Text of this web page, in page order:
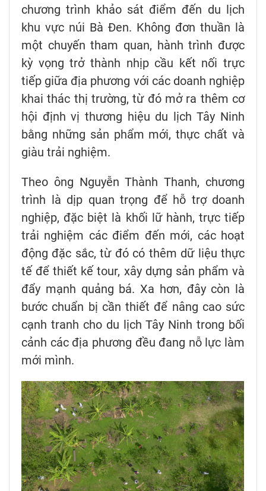
chương trình khảo sát điểm đến du lịch
khu vực núi Bà Đen. Không đơn thuần là
một chuyến tham quan, hành trình được
kỳ vọng trở thành nhịp cầu kết nối trực
tiếp giữa địa phương với các doanh nghiệp
khai thác thị trường, từ đó mở ra thêm cơ
hội định vị thương hiệu du lịch Tây Ninh
bằng những sản phẩm mới, thực chất và
giàu trải nghiệm.
Theo ông Nguyễn Thành Thanh, chương
trình là dịp quan trọng để hỗ trợ doanh
nghiệp, đặc biệt là khối lữ hành, trực tiếp
trải nghiệm các điểm đến mới, các hoạt
động đặc sắc, từ đó có thêm dữ liệu thực
tế để thiết kế tour, xây dựng sản phẩm và
đẩy mạnh quảng bá. Xa hơn, đây còn là
bước chuẩn bị cần thiết để nâng cao sức
cạnh tranh cho du lịch Tây Ninh trong bối
cảnh các địa phương đều đang nỗ lực làm
mới mình.